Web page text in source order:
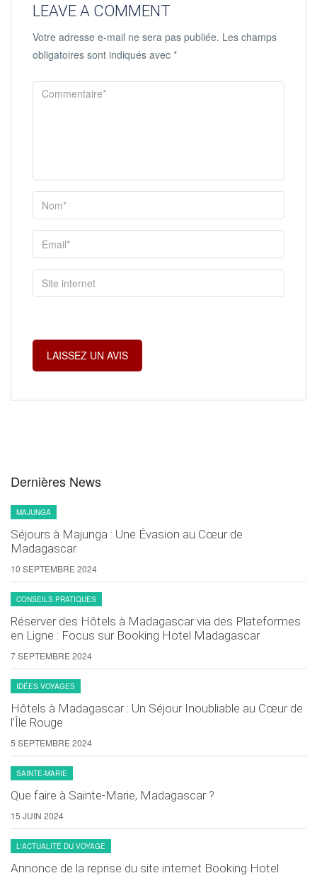
LEAVE A COMMENT
Votre adresse e-mail ne sera pas publiée. Les champs
obligatoires sont indiqués avec *
Dernières News
MAJUNGA
Séjours à Majunga : Une Évasion au Cœur de
Madagascar
10 SEPTEMBRE 2024
CONSEILS PRATIQUES
Réserver des Hôtels à Madagascar via des Plateformes
en Ligne : Focus sur Booking Hotel Madagascar
7 SEPTEMBRE 2024
IDÉES VOYAGES
Hôtels à Madagascar : Un Séjour Inoubliable au Cœur de
l’Île Rouge
5 SEPTEMBRE 2024
SAINTE-MARIE
Que faire à Sainte-Marie, Madagascar ?
15 JUIN 2024
L'ACTUALITÉ DU VOYAGE
Annonce de la reprise du site internet Booking Hotel